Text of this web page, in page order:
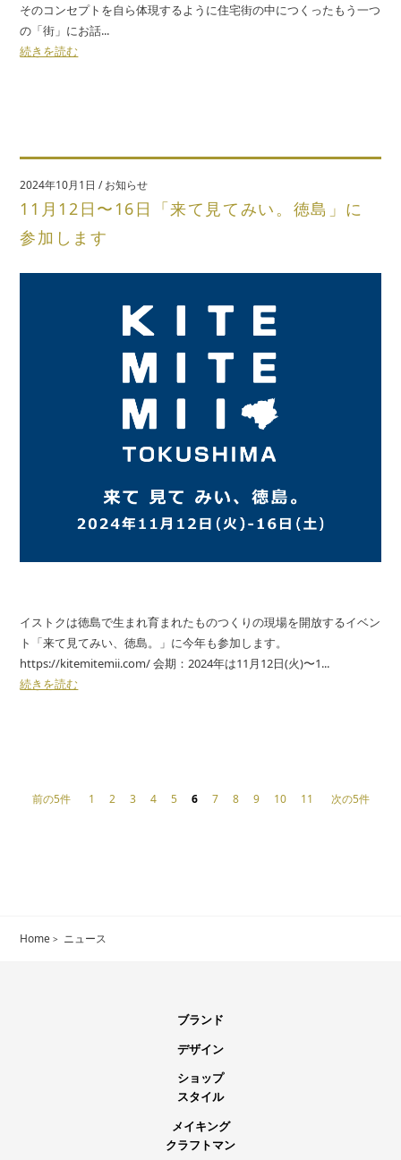
そのコンセプトを自ら体現するように住宅街の中につくったもう一つ
の「街」にお話...
続きを読む
2024年10月1日 /お知らせ
11月12日〜16日「来て見てみい。徳島」に
参加します
イストクは徳島で生まれ育まれたものつくりの現場を開放するイベン
ト「来て見てみい、徳島。」に今年も参加します。
https://kitemitemii.com/ 会期：2024年は11月12日(火)〜1...
続きを読む
前の5件 1 2 3 4 5 6 7 8 9 10 11 次の5件
Home ニュース
ブランド
デザイン
ショップ
スタイル
メイキング
クラフトマン